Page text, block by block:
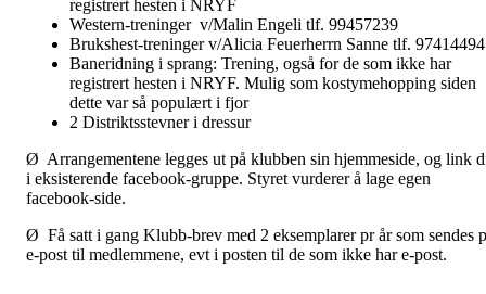
registrert hesten i NRYF
Western-treninger v/Malin Engeli tlf. 99457239
Brukshest-treninger v/Alicia Feuerherrn Sanne tlf. 97414494
Baneridning i sprang: Trening, også for de som ikke har
registrert hesten i NRYF. Mulig som kostymehopping siden
dette var så populært i fjor
2 Distriktsstevner i dressur
Ø Arrangementene legges ut på klubben sin hjemmeside, og link
i eksisterende facebook-gruppe. Styret vurderer å lage egen
facebook-side.
Ø Få satt i gang Klubb-brev med 2 eksemplarer pr år som sendes
e-post til medlemmene, evt i posten til de som ikke har e-post.